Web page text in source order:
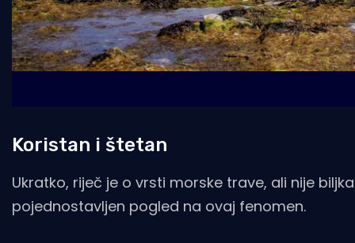
Koristan i štetan
Ukratko, riječ je o vrsti morske trave, ali nije
pojednostavljen pogled na ovaj fenomen.